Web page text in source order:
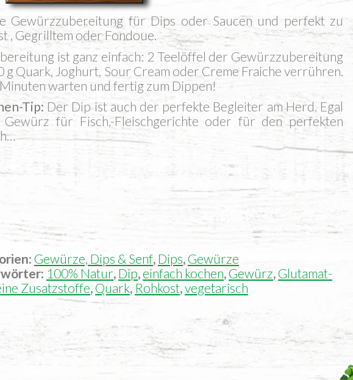
Gewürz­zu­be­rei­tung für Dips oder Sau­cen und per­fekt zu
, Gegrill­tem oder Fondoue.
ist ganz ein­fach: 2 Tee­löf­fel der Gewürz­zu­be­rei­tung
g Quark, Joghurt, Sour Cream oder Creme Fraiche ver­rüh­ren.
war­ten und fer­tig zum Dippen!
Tip: Der Dip ist auch der per­fek­te Beglei­ter am Herd. Egal
für Fisch,-Fleischgerichte oder für den per­fek­ten
Gewürze, Dips & Senf, Dips, Gewürze
100% Natur, Dip,einfach kochen,Gewürz,Glutamat-
Zusatzstoffe, Quark, Rohkost,vegetarisch